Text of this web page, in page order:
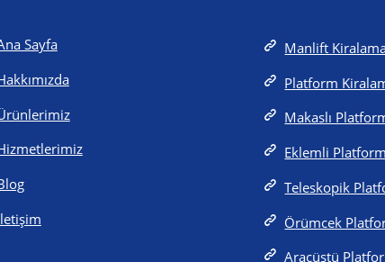
Sayfa
Manlift
Platform
Makaslı
Eklemli
Teleskopik
Örümcek
Araçüstü